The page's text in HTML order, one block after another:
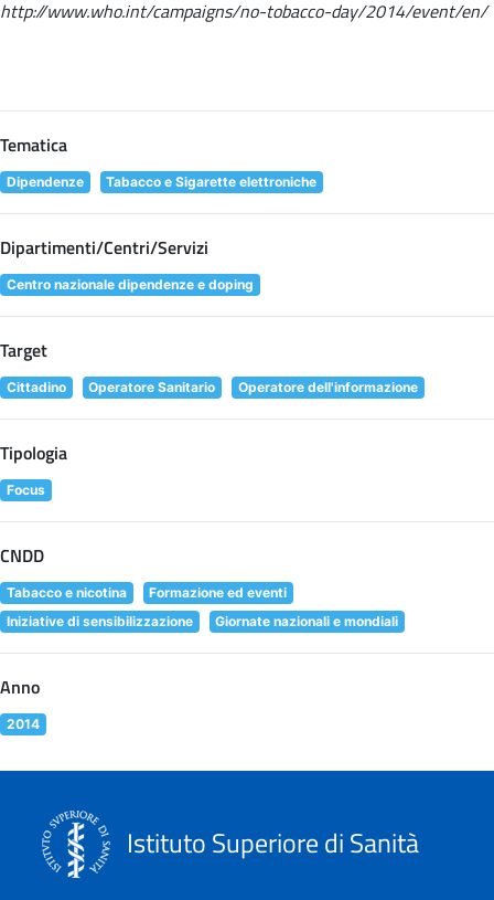
http://www.who.int/campaigns/no-tobacco-day/2014/event/en/
Tematica
Dipendenze Tabacco e Sigarette elettroniche
Dipartimenti/Centri/Servizi
Centro nazionale dipendenze e doping
Target
Cittadino Operatore Sanitario Operatore dell'informazione
Tipologia
Focus
CNDD
Tabacco e nicotina
Formazione ed eventi
Iniziative di sensibilizzazione
Giornate nazionali e mondiali
Anno
2014
Istituto Superiore di Sanità